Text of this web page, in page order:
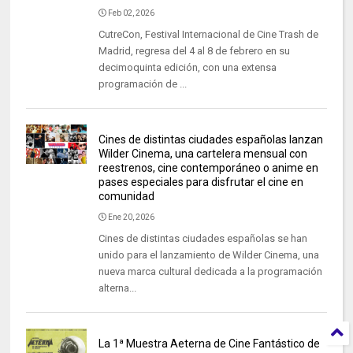
Feb 02, 2026
CutreCon, Festival Internacional de Cine Trash de
Madrid, regresa del 4 al 8 de febrero en su
decimoquinta edición, con una extensa
programación de ...
Cines de distintas ciudades españolas lanzan
Wilder Cinema, una cartelera mensual con
reestrenos, cine contemporáneo o anime en
pases especiales para disfrutar el cine en
comunidad
Ene 20, 2026
Cines de distintas ciudades españolas se han
unido para el lanzamiento de Wilder Cinema, una
nueva marca cultural dedicada a la programación
alterna...
La 1ª Muestra Aeterna de Cine Fantástico de